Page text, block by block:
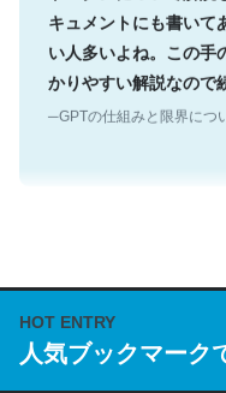
キュメントにも書いて
い人多いよね。この手
かりやすい解説なので
説してる記事が少ない
https://
/064121
─GPTの仕組みと限界につ
HOT ENTRY
人気ブックマーク